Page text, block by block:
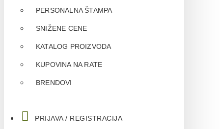
PERSONALNA ŠTAMPA
SNIŽENE CENE
KATALOG PROIZVODA
KUPOVINA NA RATE
BRENDOVI
PRIJAVA / REGISTRACIJA